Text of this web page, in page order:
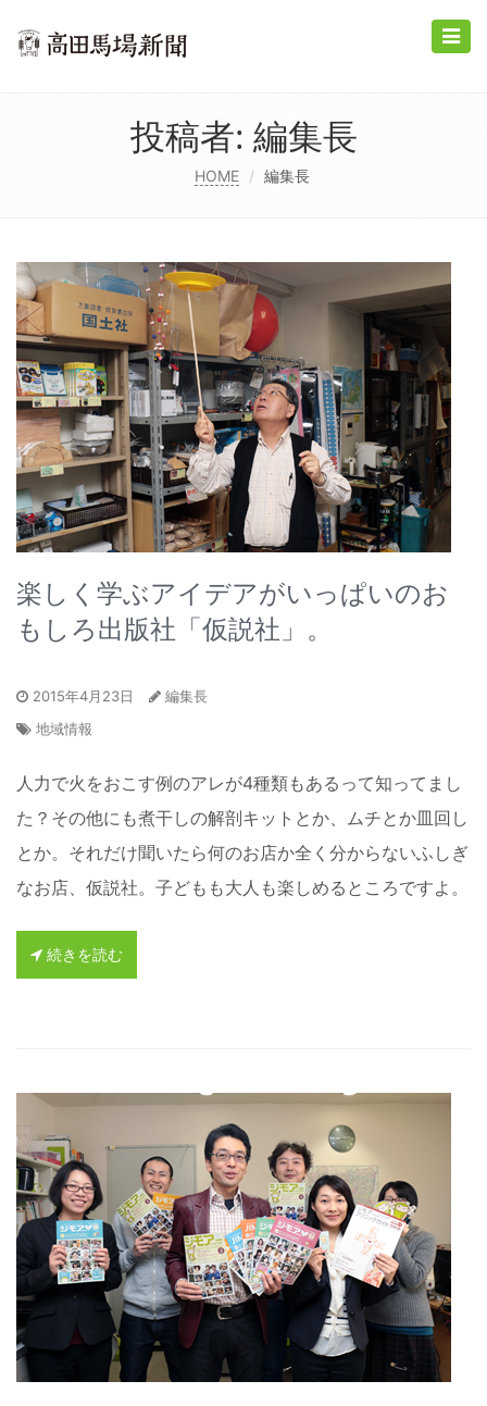
Toggle
投稿者: 編集長
HOME 編集長
楽しく学ぶアイデアがいっぱいのお
もしろ出版社「仮説社」。
2015年4月23日
編集長
地域情報
人力で火をおこす例のアレが4種類もあるって知ってまし
た？その他にも煮干しの解剖キットとか、ムチとか皿回し
とか。それだけ聞いたら何のお店か全く分からないふしぎ
なお店、仮説社。子どもも大人も楽しめるところですよ。
続きを読む